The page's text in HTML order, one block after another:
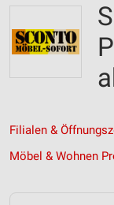
Filialen &
Möbel & Wohnen